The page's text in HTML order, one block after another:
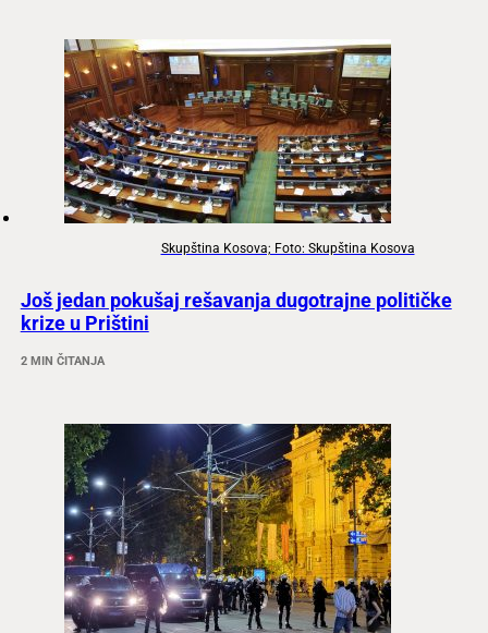
Skupština Kosova; Foto: Skupština Kosova
Još jedan pokušaj rešavanja dugotrajne političke
krize u Prištini
2 MIN ČITANJA